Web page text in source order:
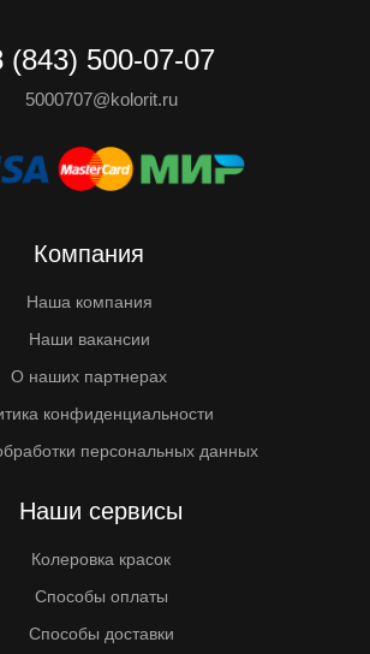
(843) 500-07-07
5000707@kolorit.ru
Компания
Наша компания
Наши вакансии
О наших партнерах
конфиденциальности
персональных данных
Наши сервисы
Колеровка красок
Способы оплаты
Способы доставки